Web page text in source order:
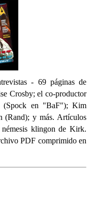
- 69 páginas de
Crosby; el co-productor
(Spock en "BaF"); Kim
(Rand); y más. Artículos
klingon de Kirk.
PDF comprimido en